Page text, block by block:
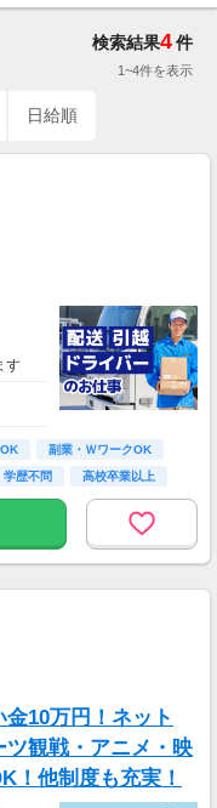
検索結果4件
1~4件を表示
日給順
す
副業・ＷワークOK
学歴不問 高校卒業以上
金10万円！ネット
観戦・アニメ・映
！他制度も充実！